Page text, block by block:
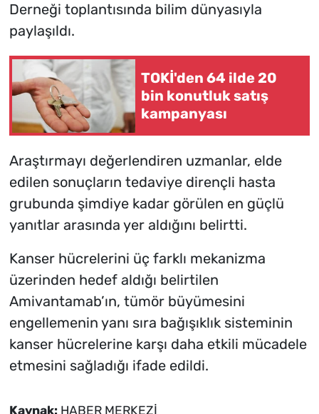
Derneği toplantısında bilim dünyasıyla
paylaşıldı.
TOKİ'den 64 ilde 20
bin konutluk satış
kampanyası
Araştırmayı değerlendiren uzmanlar, elde
edilen sonuçların tedaviye dirençli hasta
grubunda şimdiye kadar görülen en güçlü
yanıtlar arasında yer aldığını belirtti.
Kanser hücrelerini üç farklı mekanizma
üzerinden hedef aldığı belirtilen
Amivantamab’ın, tümör büyümesini
engellemenin yanı sıra bağışıklık sisteminin
kanser hücrelerine karşı daha etkili mücadele
etmesini sağladığı ifade edildi.
Kaynak: HABER MERKEZİ